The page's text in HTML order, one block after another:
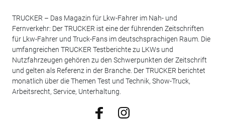
TRUCKER – Das Magazin für Lkw-Fahrer im Nah- und
Fernverkehr: Der TRUCKER ist eine der führenden Zeitschriften
für Lkw-Fahrer und Truck-Fans im deutschsprachigen Raum. Die
umfangreichen TRUCKER Testberichte zu LKWs und
Nutzfahrzeugen gehören zu den Schwerpunkten der Zeitschrift
und gelten als Referenz in der Branche. Der TRUCKER berichtet
monatlich über die Themen Test und Technik, Show-Truck,
Arbeitsrecht, Service, Unterhaltung.